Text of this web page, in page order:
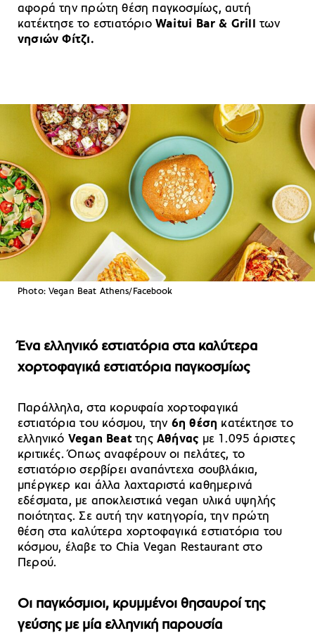
αφορά την πρώτη θέση παγκοσμίως, αυτή
κατέκτησε το εστιατόριοWaitui Bar & Grill των
νησιών Φίτζι.
Photo: Vegan Beat Athens/Facebook
Ένα ελληνικό εστιατόρια στα καλύτερα
χορτοφαγικά εστιατόρια παγκοσμίως
Παράλληλα, στα κορυφαία χορτοφαγικά
εστιατόρια του κόσμου, την 6η θέση κατέκτησε το
ελληνικό Vegan BeatτηςΑθήνας με 1.095 άριστες
κριτικές. Όπως αναφέρουν οι πελάτες, το
εστιατόριο σερβίρει αναπάντεχα σουβλάκια,
μπέργκερ και άλλα λαχταριστά καθημερινά
εδέσματα, με αποκλειστικά vegan υλικά υψηλής
ποιότητας. Σε αυτή την κατηγορία, την πρώτη
θέση στα καλύτερα χορτοφαγικά εστιατόρια του
κόσμου, έλαβε το Chia Vegan Restaurant στο
Περού.
Οι παγκόσμιοι, κρυμμένοι θησαυροί της
γεύσης με μία ελληνική παρουσία